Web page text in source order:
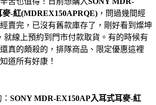
麥-紅(MDREX150APRQE) ，問過幾間經
賣完，已沒有舊款庫存了，剛好看到燦坤
就線上預約到門市付款取貨。有的時候有
真的頗殺的，排隊商品、限定優惠這裡
道所有好康！
SONY MDR-EX150AP入耳式耳麥-紅